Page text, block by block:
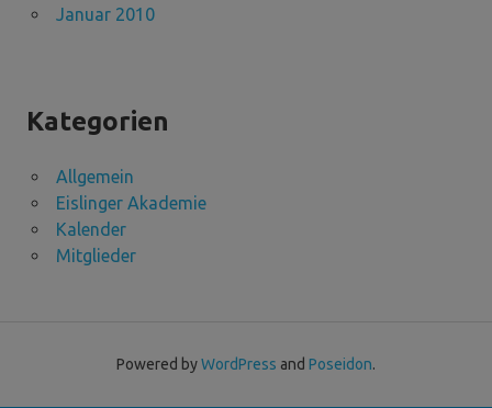
Januar 2010
Kategorien
Allgemein
Eislinger Akademie
Kalender
Mitglieder
Powered byWordPress and Poseidon.